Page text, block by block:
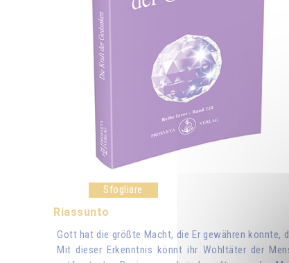
Sfogliare
Riassunto
Gott hat die größte Macht, die Er gewähren konnte,
Mit dieser Erkenntnis könnt ihr Wohltäter der